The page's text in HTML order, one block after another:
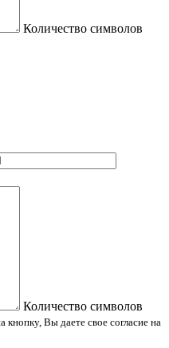
Количество символов
Количество символов
кнопку, Вы даете свое согласие на